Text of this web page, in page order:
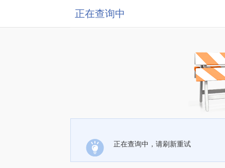
正在查询中
正在查询中，请刷新重试